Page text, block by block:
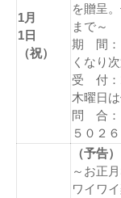
1月
1日
（祝）
を贈呈
まで～
期 間：
くなり
受 付：
木曜日は
問 合：
５０２６
（予告
～お正
ワイワ